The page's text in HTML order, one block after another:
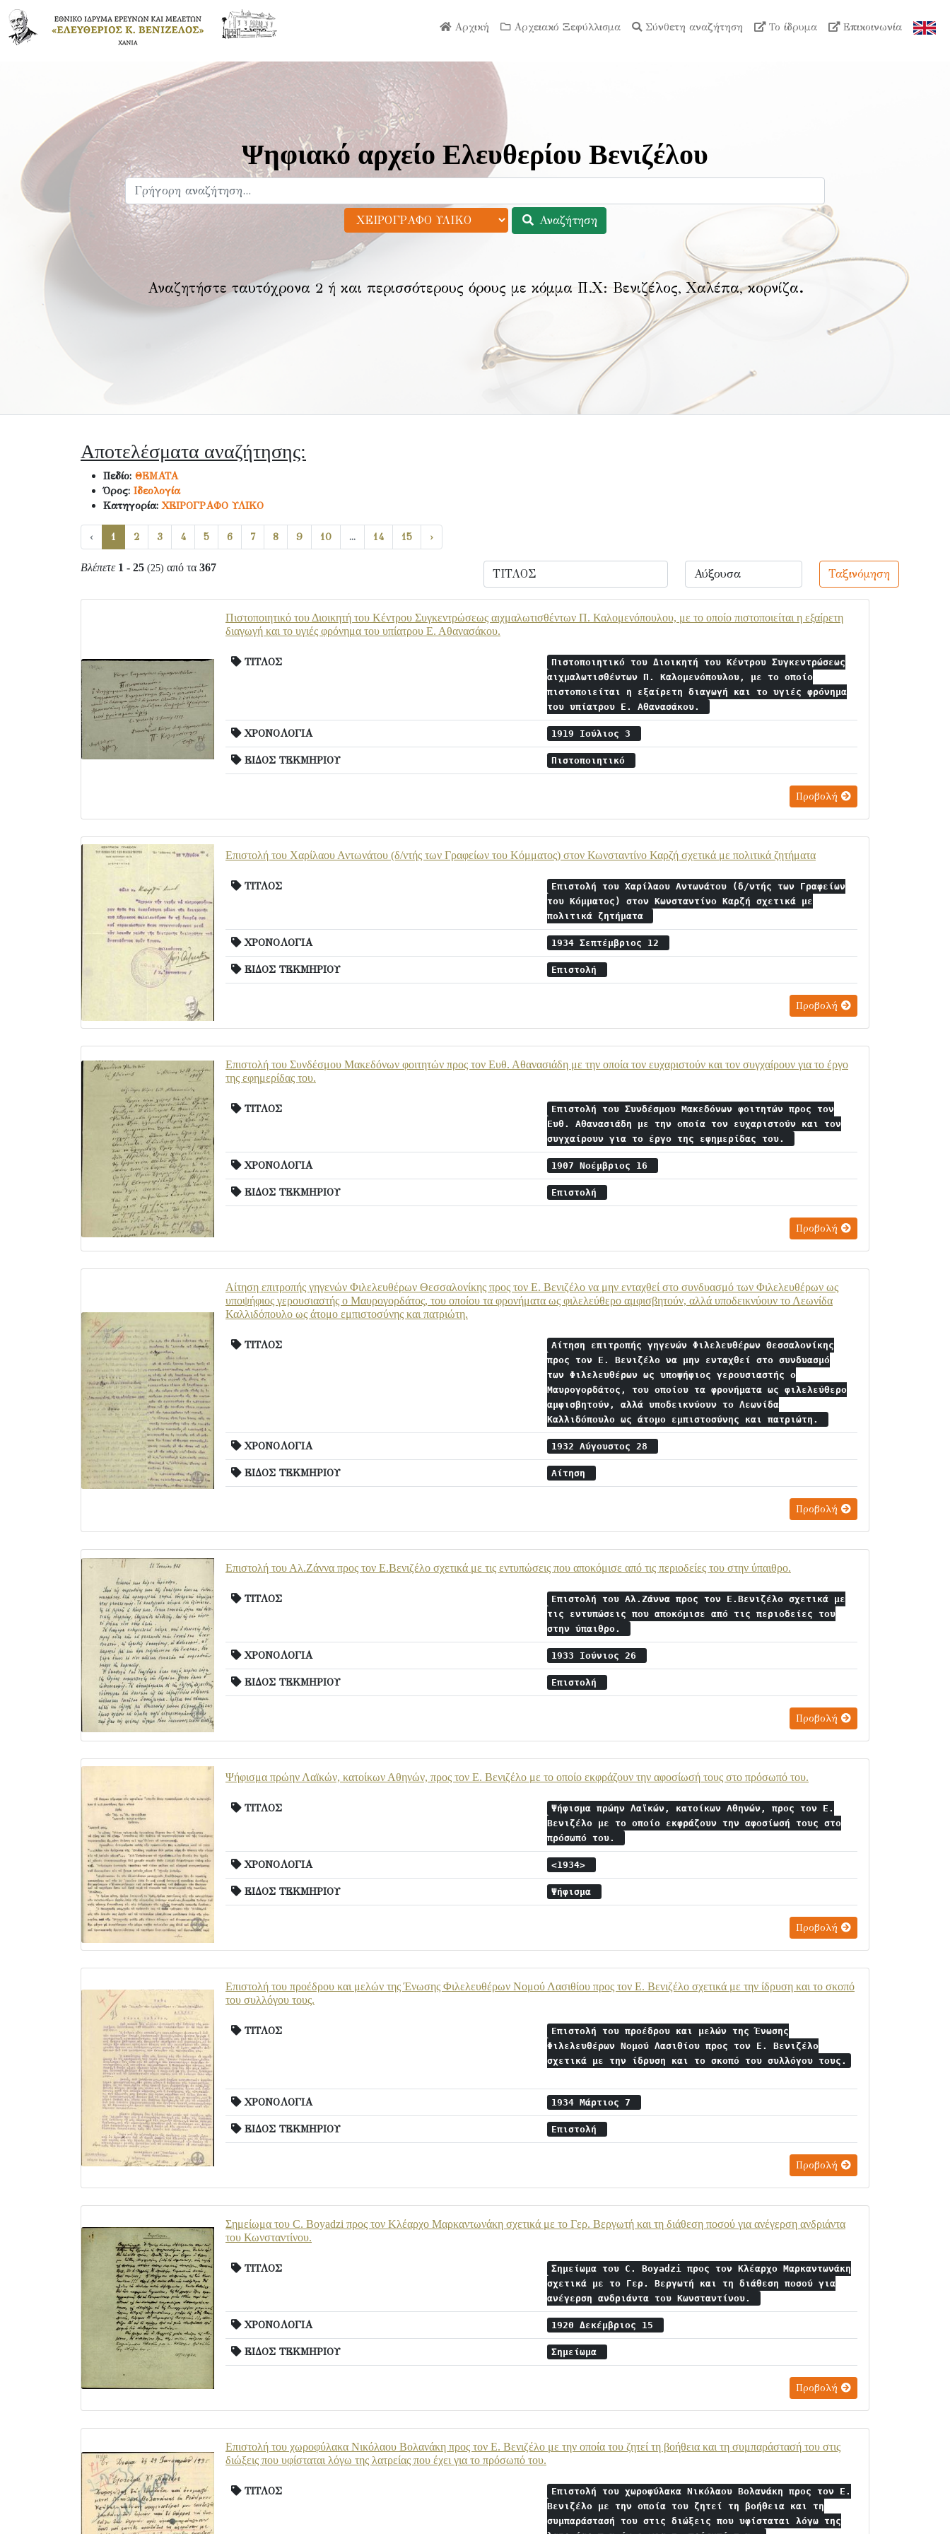
Αρχική Αρχειακό Ξεφύλλισμα Σύνθετη αναζήτηση Το ίδρυμα Επικοινωνία
Ψηφιακό αρχείο Ελευθερίου Βενιζέλου
Αναζήτηση
Αναζητήστε ταυτόχρονα 2 ή και περισσότερους όρους με κόμμα Π.Χ: Βενιζέλος, Χαλέπα, κορνίζα.
Αποτελέσματα αναζήτησης:
Πεδίο: ΘΕΜΑΤΑ
Όρος: Ιδεολογία
Κατηγορία:ΧΕΙΡΟΓΡΑΦΟ ΥΛΙΚΟ
‹ 1 2 3 4 5 6 7 8 9 10 ... 14 15 ›
Βλέπετε 1 - 25 (25) από τα 367 Ταξινόμηση
Πιστοποιητικό του Διοικητή του Κέντρου Συγκεντρώσεως αιχμαλωτισθέντων Π. Καλομενόπουλου, με το οποίο πιστοποιείται η εξαίρετη
διαγωγή και το υγιές φρόνημα του υπίατρου Ε. Αθανασάκου.
ΤΙΤΛΟΣ
Πιστοποιητικό του Διοικητή του Κέντρου Συγκεντρώσεως
αιχμαλωτισθέντων Π. Καλομενόπουλου, με το οποίο
πιστοποιείται η εξαίρετη διαγωγή και το υγιές φρόνημα
του υπίατρου Ε. Αθανασάκου.
ΧΡΟΝΟΛΟΓΙΑ 1919 Ιούλιος 3
ΕΙΔΟΣ ΤΕΚΜΗΡΙΟΥ Πιστοποιητικό
Προβολή
Επιστολή του Χαρίλαου Αντωνάτου (δ/ντής των Γραφείων του Κόμματος) στον Κωνσταντίνο Καρζή σχετικά με πολιτικά ζητήματα
ΤΙΤΛΟΣ
Επιστολή του Χαρίλαου Αντωνάτου (δ/ντής των Γραφείων
του Κόμματος) στον Κωνσταντίνο Καρζή σχετικά με
πολιτικά ζητήματα
ΧΡΟΝΟΛΟΓΙΑ 1934 Σεπτέμβριος 12
ΕΙΔΟΣ ΤΕΚΜΗΡΙΟΥ Επιστολή
Προβολή
Επιστολή του Συνδέσμου Μακεδόνων φοιτητών προς τον Ευθ. Αθανασιάδη με την οποία τον ευχαριστούν και τον συγχαίρουν για το έργο
της εφημερίδας του.
ΤΙΤΛΟΣ
Επιστολή του Συνδέσμου Μακεδόνων φοιτητών προς τον
Ευθ. Αθανασιάδη με την οποία τον ευχαριστούν και τον
συγχαίρουν για το έργο της εφημερίδας του.
ΧΡΟΝΟΛΟΓΙΑ 1907 Νοέμβριος 16
ΕΙΔΟΣ ΤΕΚΜΗΡΙΟΥ Επιστολή
Προβολή
Αίτηση επιτροπής γηγενών Φιλελευθέρων Θεσσαλονίκης προς τον Ε. Βενιζέλο να μην ενταχθεί στο συνδυασμό των Φιλελευθέρων ως
υποψήφιος γερουσιαστής ο Μαυρογορδάτος, του οποίου τα φρονήματα ως φιλελεύθερο αμφισβητούν, αλλά υποδεικνύουν το Λεωνίδα
Καλλιδόπουλο ως άτομο εμπιστοσύνης και πατριώτη.
ΤΙΤΛΟΣ
Αίτηση επιτροπής γηγενών Φιλελευθέρων Θεσσαλονίκης
προς τον Ε. Βενιζέλο να μην ενταχθεί στο συνδυασμό
των Φιλελευθέρων ως υποψήφιος γερουσιαστής ο
Μαυρογορδάτος, του οποίου τα φρονήματα ως φιλελεύθερο
αμφισβητούν, αλλά υποδεικνύουν το Λεωνίδα
Καλλιδόπουλο ως άτομο εμπιστοσύνης και πατριώτη.
ΧΡΟΝΟΛΟΓΙΑ 1932 Αύγουστος 28
ΕΙΔΟΣ ΤΕΚΜΗΡΙΟΥ Αίτηση
Προβολή
Επιστολή του Αλ.Ζάννα προς τον Ε.Βενιζέλο σχετικά με τις εντυπώσεις που αποκόμισε από τις περιοδείες του στην ύπαιθρο.
ΤΙΤΛΟΣ
Επιστολή του Αλ.Ζάννα προς τον Ε.Βενιζέλο σχετικά με
τις εντυπώσεις που αποκόμισε από τις περιοδείες του
στην ύπαιθρο.
ΧΡΟΝΟΛΟΓΙΑ 1933 Ιούνιος 26
ΕΙΔΟΣ ΤΕΚΜΗΡΙΟΥ Επιστολή
Προβολή
Ψήφισμα πρώην Λαϊκών, κατοίκων Αθηνών, προς τον Ε. Βενιζέλο με το οποίο εκφράζουν την αφοσίωσή τους στο πρόσωπό του.
ΤΙΤΛΟΣ
Ψήφισμα πρώην Λαϊκών, κατοίκων Αθηνών, προς τον Ε.
Βενιζέλο με το οποίο εκφράζουν την αφοσίωσή τους στο
πρόσωπό του.
ΧΡΟΝΟΛΟΓΙΑ <1934>
ΕΙΔΟΣ ΤΕΚΜΗΡΙΟΥ Ψήφισμα
Προβολή
Επιστολή του προέδρου και μελών της Ένωσης Φιλελευθέρων Νομού Λασιθίου προς τον Ε. Βενιζέλο σχετικά με την ίδρυση και το σκοπό
του συλλόγου τους.
ΤΙΤΛΟΣ
Επιστολή του προέδρου και μελών της Ένωσης
Φιλελευθέρων Νομού Λασιθίου προς τον Ε. Βενιζέλο
σχετικά με την ίδρυση και το σκοπό του συλλόγου τους.
ΧΡΟΝΟΛΟΓΙΑ 1934 Μάρτιος 7
ΕΙΔΟΣ ΤΕΚΜΗΡΙΟΥ Επιστολή
Προβολή
Σημείωμα του C. Boyadzi προς τον Κλέαρχο Μαρκαντωνάκη σχετικά με το Γερ. Βεργωτή και τη διάθεση ποσού για ανέγερση ανδριάντα
του Κωνσταντίνου.
ΤΙΤΛΟΣ
Σημείωμα του C. Boyadzi προς τον Κλέαρχο Μαρκαντωνάκη
σχετικά με το Γερ. Βεργωτή και τη διάθεση ποσού για
ανέγερση ανδριάντα του Κωνσταντίνου.
ΧΡΟΝΟΛΟΓΙΑ 1920 Δεκέμβριος 15
ΕΙΔΟΣ ΤΕΚΜΗΡΙΟΥ Σημείωμα
Προβολή
Επιστολή του χωροφύλακα Νικόλαου Βολανάκη προς τον Ε. Βενιζέλο με την οποία του ζητεί τη βοήθεια και τη συμπαράστασή του στις
διώξεις που υφίσταται λόγω της λατρείας που έχει για το πρόσωπό του.
ΤΙΤΛΟΣ
Επιστολή του χωροφύλακα Νικόλαου Βολανάκη προς τον Ε.
Βενιζέλο με την οποία του ζητεί τη βοήθεια και τη
συμπαράστασή του στις διώξεις που υφίσταται λόγω της